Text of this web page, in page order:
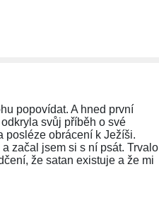
popovídat. A hned první
svůj příběh o své
posléze obrácení k Ježíši.
začal jsem si s ní psát. Trvalo
že satan existuje a že mi